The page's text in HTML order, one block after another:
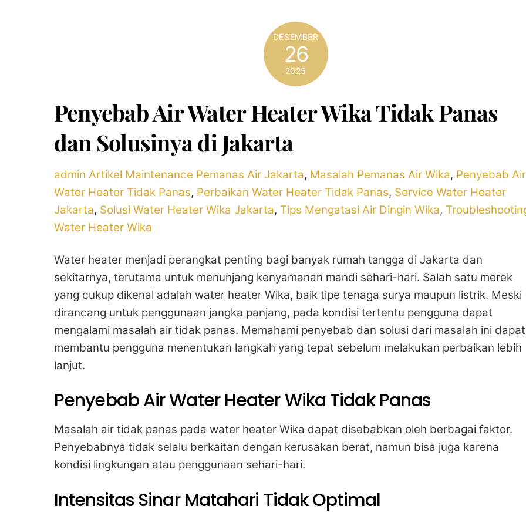
DESEMBER
26
2025
Penyebab Air Water Heater Wika Tidak Panas
dan Solusinya di Jakarta
admin Artikel Maintenance Pemanas Air Jakarta, Masalah Pemanas Air Wika, Penyebab Air
Water Heater Tidak Panas, Perbaikan Water Heater Tidak Panas, Service Water Heater
Jakarta, Solusi Water Heater Wika Jakarta, Tips Mengatasi Air Dingin Wika,
Water Heater Wika
Water heater menjadi perangkat penting bagi banyak rumah tangga di Jakarta dan
sekitarnya, terutama untuk menunjang kenyamanan mandi sehari-hari. Salah satu merek
yang cukup dikenal adalah water heater Wika, baik tipe tenaga surya maupun listrik. Meski
dirancang untuk penggunaan jangka panjang, pada kondisi tertentu pengguna dapat
mengalami masalah air tidak panas. Memahami penyebab dan solusi dari masalah ini dapat
membantu pengguna menentukan langkah yang tepat sebelum melakukan perbaikan lebih
lanjut.
Penyebab Air Water Heater Wika Tidak Panas
Masalah air tidak panas pada water heater Wika dapat disebabkan oleh berbagai faktor.
Penyebabnya tidak selalu berkaitan dengan kerusakan berat, namun bisa juga karena
kondisi lingkungan atau penggunaan sehari-hari.
Intensitas Sinar Matahari Tidak Optimal